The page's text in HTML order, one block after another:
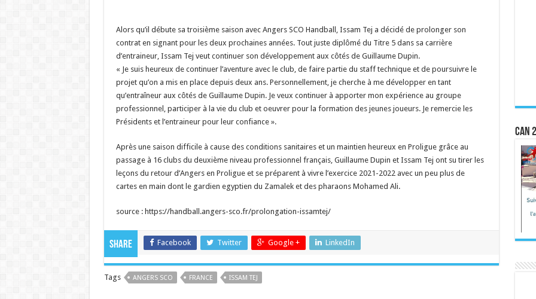
Alors qu’il débute sa troisième saison avec Angers SCO Handball, Issam Tej a décidé de prolonger son
contrat en signant pour les deux prochaines années. Tout juste diplômé du Titre 5 dans sa carrière
d’entraineur, Issam Tej veut continuer son développement aux côtés de Guillaume Dupin.
« Je suis heureux de continuer l’aventure avec le club, de faire partie du staff technique et de poursuivre le
projet qu’on a mis en place depuis deux ans. Personnellement, je cherche à me développer en tant
qu’entraîneur aux côtés de Guillaume Dupin. Je veux continuer à apporter mon expérience au groupe
professionnel, participer à la vie du club et oeuvrer pour la formation des jeunes joueurs. Je remercie les
Présidents et l’entraineur pour leur confiance ».
Après une saison difficile à cause des conditions sanitaires et un maintien heureux en Proligue grâce au
passage à 16 clubs du deuxième niveau professionnel français, Guillaume Dupin et Issam Tej ont su tirer les
leçons du retour d’Angers en Proligue et se préparent à vivre l’exercice 2021-2022 avec un peu plus de
cartes en main dont le gardien egyptien du Zamalek et des pharaons Mohamed Ali.
source : https://handball.angers-sco.fr/prolongation-issamtej/
Share Facebook Twitter Google + LinkedIn
Tags ANGERS SCO FRANCE ISSAM TEJ
CAN